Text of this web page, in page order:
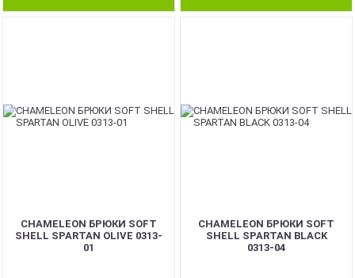
CHAMELEON БРЮКИ SOFT
SHELL SPARTAN OLIVE 0313-
01
CHAMELEON БРЮКИ SOFT
SHELL SPARTAN BLACK
0313-04